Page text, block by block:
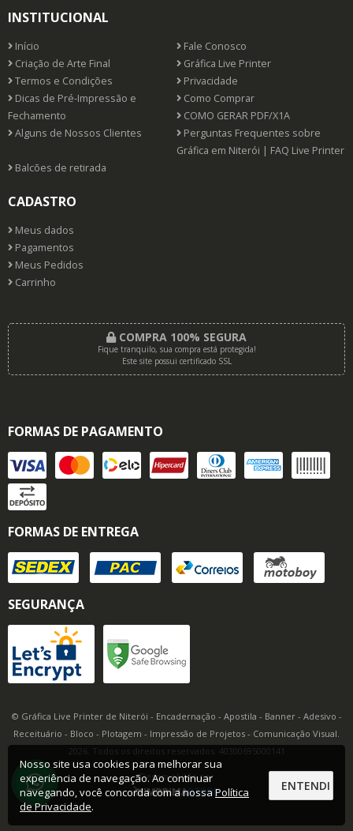
INSTITUCIONAL
Início
Fale Conosco
Criação de Arte Final
Gráfica Live Printer
Termos e Condições
Privacidade
Dicas de Pré-Impressão e
Fechamento
Como Comprar
COMO GERAR PDF/X1A
Alguns de Nossos Clientes
Perguntas Frequentes sobre
Gráfica em Niterói | FAQ Live Printer
Balcões de retirada
CADASTRO
Meus dados
Pagamentos
Meus Pedidos
Carrinho
COMPRA 100% SEGURA
Fique tranquilo, sua compra está protegida!
Este site possui certificado SSL
FORMAS DE PAGAMENTO
FORMAS DE ENTREGA
SEGURANÇA
© Gráfica Live Printer de Niterói - Encadernação - Apostila - Banner - Adesivo -
Receituário - Bloco - Plotagem - Impressão de Projetos - Comunicação Visual.
2026. Todos os direitos reservados. 40300695000141
Desenvolvido por
Nosso site usa cookies para melhorar sua
experiência de navegação. Ao continuar
navegando, você concorda com a nossaPolítica
de Privacidade.
ENTENDI